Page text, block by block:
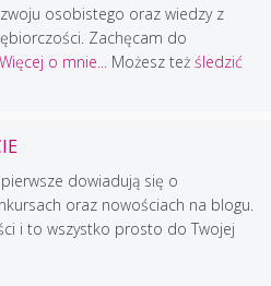
osobistego oraz wiedzy z
Zachęcam do
Więcej o mnie... Możesz też śledzić
dowiadują się o
oraz nowościach na blogu.
i to wszystko prosto do Twojej